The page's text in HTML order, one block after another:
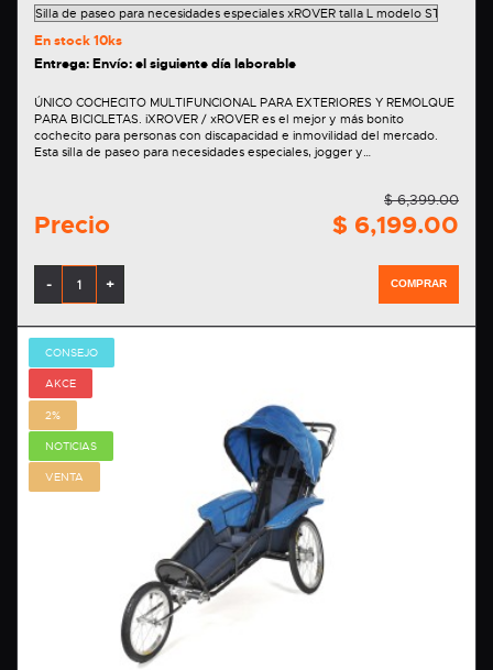
En stock10ks
Entrega: Envío: el siguiente día laborable
ÚNICO COCHECITO MULTIFUNCIONAL PARA EXTERIORES Y REMOLQUE
PARA BICICLETAS. iXROVER / xROVER es el mejor y más bonito
cochecito para personas con discapacidad e inmovilidad del mercado.
Esta silla de paseo para necesidades especiales, jogger y…
Precio
$ 6,399.00
$ 6,199.00
- + COMPRAR
CONSEJO
AKCE
2%
NOTICIAS
VENTA